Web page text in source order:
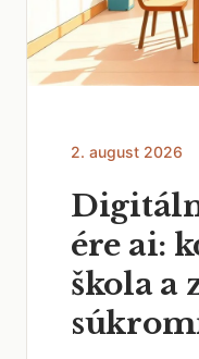
2. august 2026
ére ai:
škola a